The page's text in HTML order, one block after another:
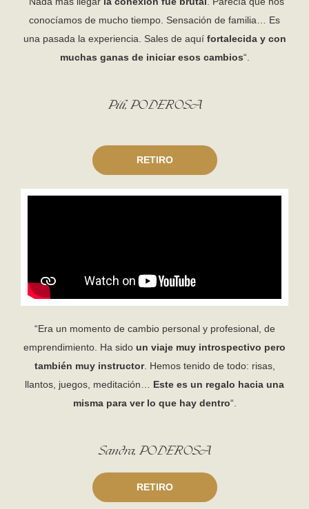
conocíamos de mucho tiempo. Sensación de familia… Es
una pasada la experiencia. Sales de aquí fortalecida y con
muchas ganas de iniciar esos cambios“.
Pili, PODEROSA
RETIRO
“Era un momento de cambio personal y profesional, de
emprendimiento. Ha sido un viaje muy introspectivo pero
también muy instructor. Hemos tenido de todo: risas,
llantos, juegos, meditación… Este es un regalo hacia una
misma para ver lo que hay dentro“.
Sandra, PODEROSA
RETIRO